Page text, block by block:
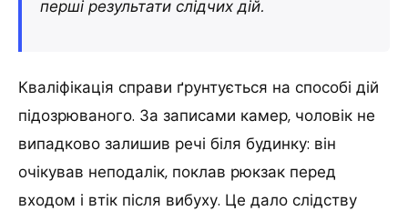
перші результати слідчих дій.
Кваліфікація справи ґрунтується на способі дій
підозрюваного. За записами камер, чоловік не
випадково залишив речі біля будинку: він
очікував неподалік, поклав рюкзак перед
входом і втік після вибуху. Це дало слідству